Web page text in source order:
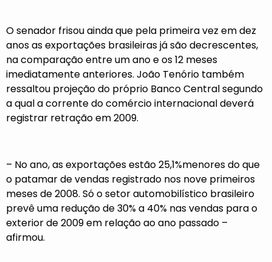
O senador frisou ainda que pela primeira vez em dez
anos as exportações brasileiras já são decrescentes,
na comparação entre um ano e os 12 meses
imediatamente anteriores. João Tenório também
ressaltou projeção do próprio Banco Central segundo
a qual a corrente do comércio internacional deverá
registrar retração em 2009.
– No ano, as exportações estão 25,1%menores do que
o patamar de vendas registrado nos nove primeiros
meses de 2008. Só o setor automobilístico brasileiro
prevê uma redução de 30% a 40% nas vendas para o
exterior de 2009 em relação ao ano passado –
afirmou.